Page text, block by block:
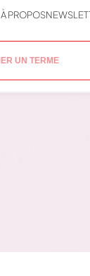
À PROPOS